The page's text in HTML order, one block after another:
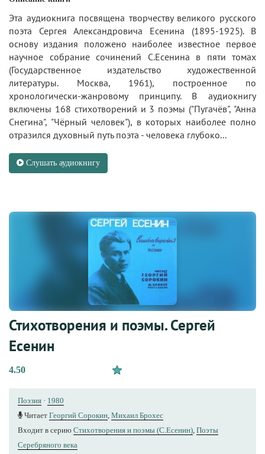
Эта аудиокнига посвящена творчеству великого русского
поэта Сергея Александровича Есенина (1895-1925). В
основу издания положено наиболее известное первое
научное собрание сочинений С.Есенина в пяти томах
(Государственное издательство художественной
литературы. Москва, 1961), построенное по
хронологически-жанровому принципу. В аудиокнигу
включены 168 стихотворений и 3 поэмы ("Пугачёв", "Анна
Снегина", "Чёрный человек"), в которых наиболее полно
отразился духовный путь поэта - человека глубоко...
Слушать аудиокнигу
Стихотворения и поэмы. Сергей
Есенин
4.50
Поэзия · 1980
Читает Георгий Сорокин, Михаил Брохес
Входит в серию Стихотворения и поэмы (С.Есенин), Поэты
Серебряного века